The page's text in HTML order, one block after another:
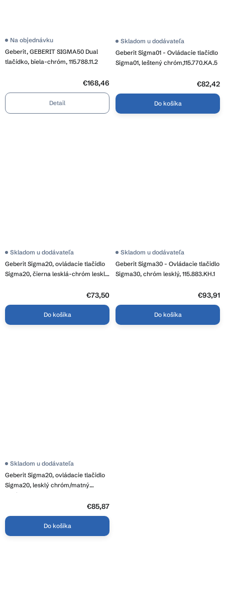
Geberit, GEBERIT SIGMA50 Dual
tlačídko, biela-chróm, 115.788.11.2
Na objednávku
€168,46
Detail
Geberit Sigma01 - Ovládacie tlačidlo
Sigma01, leštený chróm,115.770.KA.5
Skladom u dodávateľa
€82,42
Do košíka
Geberit Sigma20, ovládacie tlačidlo
Sigma20, čierna lesklá-chróm lesklý,
Skladom u dodávateľa
€73,50
Do košíka
Geberit Sigma30 - Ovládacie tlačidlo
Sigma30, chróm lesklý, 115.883.KH.1
Priemerné
produktu
je
3,2
Skladom u dodávateľa
€93,91
Do košíka
Geberit Sigma20, ovládacie tlačidlo
Sigma20, lesklý chróm/matný
chróm, 115.882.KH.1
Skladom u dodávateľa
€85,87
Do košíka